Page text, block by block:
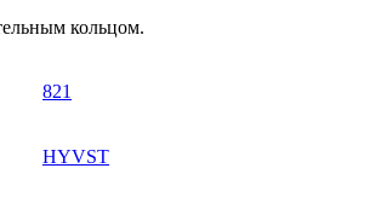
кольцом.
821
HYVST